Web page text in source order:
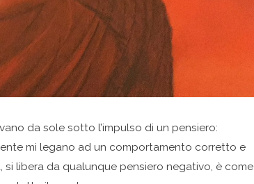
da sole sotto l’impulso di un pensiero:
mi legano ad un comportamento corretto e
libera da qualunque pensiero negativo, è come